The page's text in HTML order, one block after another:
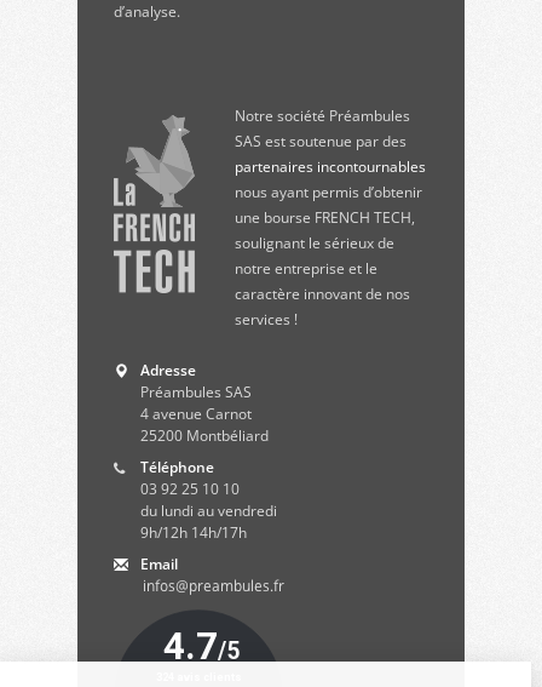
d’analyse.
Notre société Préambules
SAS est soutenue par des
partenaires incontournables
nous ayant permis d’obtenir
une bourse FRENCH TECH,
soulignant le sérieux de
notre entreprise et le
caractère innovant de nos
services !
Adresse
Préambules SAS
4 avenue Carnot
25200 Montbéliard
Téléphone
03 92 25 10 10
du lundi au vendredi
9h/12h 14h/17h
Email